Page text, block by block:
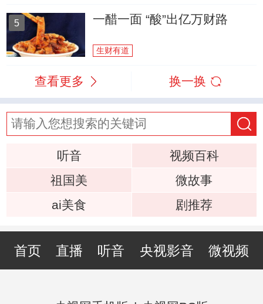
5 一醋一面 “酸”出亿万财路
生财有道
查看更多 换一换
听音
视频百科
祖国美
微故事
ai美食
剧推荐
首页 直播 听音 央视影音 微视频